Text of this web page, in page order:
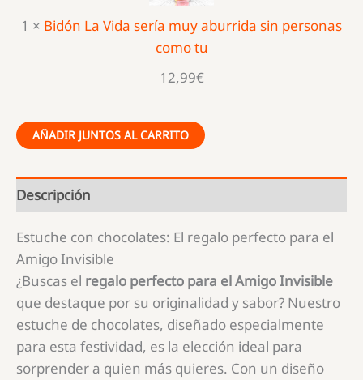
muy
aburrida
sin
personas
tu
1 × Bidón La Vida sería muy aburrida sin personas
como tu
12,99€
AÑADIR JUNTOS AL CARRITO
Descripción
Estuche con chocolates: El regalo perfecto para el
Amigo Invisible
¿Buscas el regalo perfecto para el Amigo Invisible
que destaque por su originalidad y sabor? Nuestro
estuche de chocolates, diseñado especialmente
para esta festividad, es la elección ideal para
sorprender a quien más quieres. Con un diseño